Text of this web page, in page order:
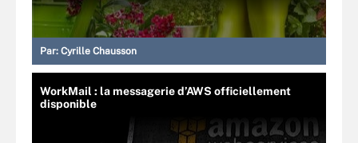
Par: Cyrille Chausson
WorkMail : la messagerie d’AWS officiellement
disponible